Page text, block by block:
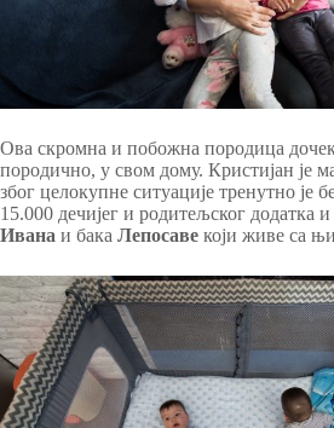
Ова скромна и побожна породица
породично, у свом дому. Кристијан је
због целокупне ситуације тренутно је
15.000 дечијег и родитељског додатка и
Ивана и бака Лепосаве који живе са